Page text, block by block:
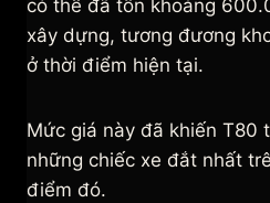
có thể đã tốn khoảng
xây dựng, tương đương
ở thời điểm hiện tại.
Mức giá này đã khiến T80
những chiếc xe đắt nhất
điểm đó.